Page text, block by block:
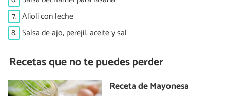
7. Alioli con leche
8. Salsa de ajo, perejil, aceite y sal
Recetas que no te puedes perder
Receta de Mayonesa